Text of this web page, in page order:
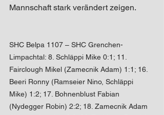
Mannschaft stark verändert zeigen.
SHC Belpa 1107 – SHC Grenchen-
Limpachtal: 8. Schläppi Mike 0:1; 11.
Fairclough Mikel (Zamecnik Adam) 1:1; 16.
Beeri Ronny (Ramseier Nino, Schläppi
Mike) 1:2; 17. Bohnenblust Fabian
(Nydegger Robin) 2:2; 18. Zamecnik Adam